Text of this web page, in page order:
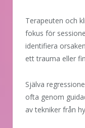
Terapeuten och
fokus för
identifiera
ett trauma eller
Själva
ofta genom
av tekniker från